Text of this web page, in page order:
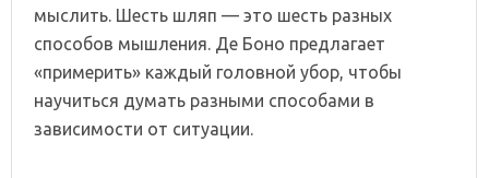
мыслить. Шесть шляп — это шесть разных
способов мышления. Де Боно предлагает
«примерить» каждый головной убор, чтобы
научиться думать разными способами в
зависимости от ситуации.